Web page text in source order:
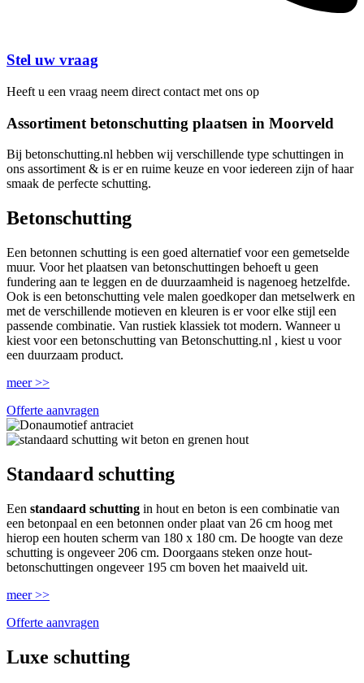
Stel uw vraag
Heeft u een vraag neem direct contact met ons op
Assortiment betonschutting plaatsen in Moorveld
Bij betonschutting.nl hebben wij verschillende type schuttingen in
ons assortiment & is er en ruime keuze en voor iedereen zijn of haar
smaak de perfecte schutting.
Betonschutting
Een betonnen schutting is een goed alternatief voor een gemetselde
muur. Voor het plaatsen van betonschuttingen behoeft u geen
fundering aan te leggen en de duurzaamheid is nagenoeg hetzelfde.
Ook is een betonschutting vele malen goedkoper dan metselwerk en
met de verschillende motieven en kleuren is er voor elke stijl een
passende combinatie. Van rustiek klassiek tot modern. Wanneer u
kiest voor een betonschutting van Betonschutting.nl , kiest u voor
een duurzaam product.
meer >>
Offerte aanvragen
Standaard schutting
Een standaard schutting in hout en beton is een combinatie van
een betonpaal en een betonnen onder plaat van 26 cm hoog met
hierop een houten scherm van 180 x 180 cm. De hoogte van deze
schutting is ongeveer 206 cm. Doorgaans steken onze hout-
betonschuttingen ongeveer 195 cm boven het maaiveld uit.
meer >>
Offerte aanvragen
Luxe schutting